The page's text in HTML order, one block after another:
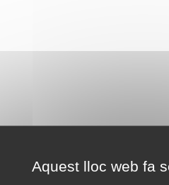
Aquest lloc web fa